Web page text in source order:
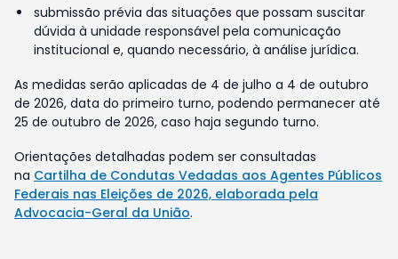
submissão prévia das situações que possam suscitar
dúvida à unidade responsável pela comunicação
institucional e, quando necessário, à análise jurídica.
As medidas serão aplicadas de 4 de julho a 4 de outubro
de 2026, data do primeiro turno, podendo permanecer até
25 de outubro de 2026, caso haja segundo turno.
Orientações detalhadas podem ser consultadas
na Cartilha de Condutas Vedadas aos Agentes Públicos
Federais nas Eleições de 2026, elaborada pela
Advocacia-Geral da União.